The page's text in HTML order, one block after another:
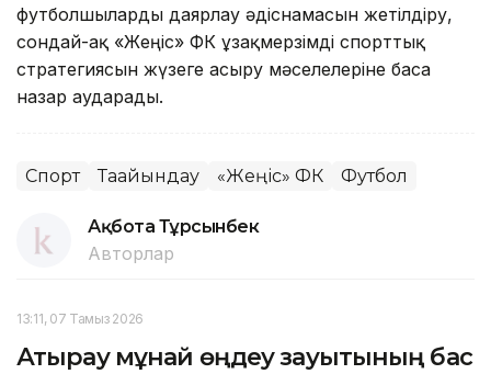
футболшыларды даярлау әдіснамасын жетілдіру,
сондай-ақ «Жеңіс» ФК ұзақмерзімді спорттық
стратегиясын жүзеге асыру мәселелеріне баса
назар аударады.
Спорт Тағайындау «Жеңіс» ФК Футбол
Ақбота Тұрсынбек
Авторлар
13:11, 07 Тамыз 2026
Атырау мұнай өңдеу зауытының бас